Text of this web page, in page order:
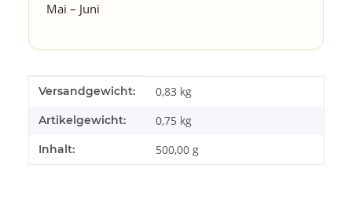
Mai – Juni
Produkteigenschaft
Wert
Versandgewicht: 0,83 kg
Artikelgewicht: 0,75 kg
Inhalt: 500,00 g